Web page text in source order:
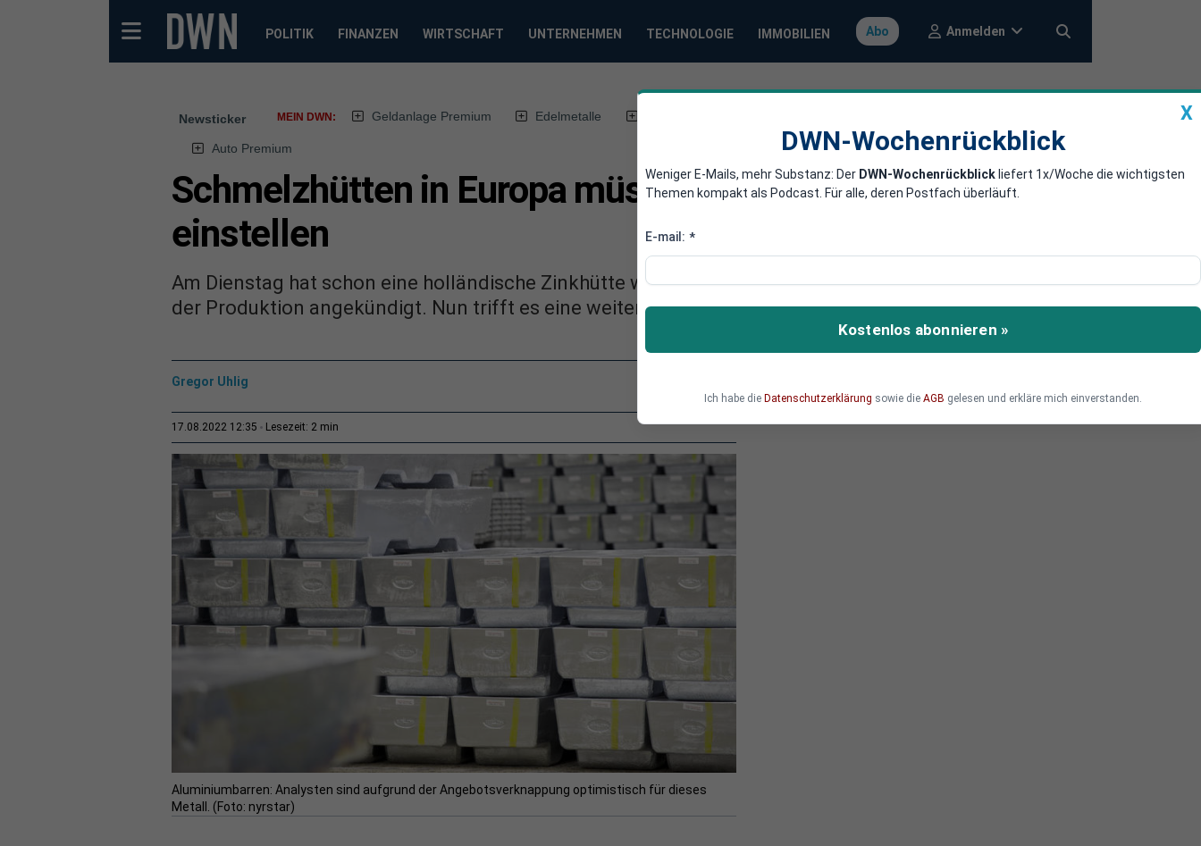
POLITIK FINANZEN WIRTSCHAFT UNTERNEHMEN TECHNOLOGIE IMMOBILIEN Abo Anmelden
Newsticker MEIN DWN: Geldanlage Premium Edelmetalle
Auto Premium
Schmelzhütten in Europa müssen Produktion
einstellen
Am Dienstag hat schon eine holländische Zinkhütte wegen hoher Energiekosten die Einstellung
der Produktion angekündigt. Nun trifft es eine weitere Schmelzhütte.
Gregor Uhlig
17.08.2022 12:35 Lesezeit: 2 min
Aluminiumbarren: Analysten sind aufgrund der Angebotsverknappung optimistisch für dieses
Metall. (Foto: nyrstar)
X
DWN-Wochenrückblick
Weniger E-Mails, mehr Substanz: Der DWN-Wochenrückblick liefert 1x/Woche die wichtigsten
Themen kompakt als Podcast. Für alle, deren Postfach überläuft.
E-mail: *
Kostenlos abonnieren »
Ich habe die Datenschutzerklärung sowie die AGB gelesen und erkläre mich einverstanden.